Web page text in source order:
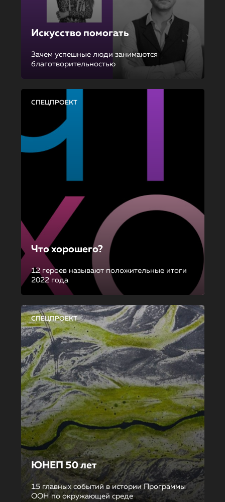
Искусство помогать
Зачем успешные люди занимаются
благотворительностью
СПЕЦПРОЕКТ
Что хорошего?
12 героев называют положительные итоги
2022 года
СПЕЦПРОЕКТ
ЮНЕП 50 лет
15 главных событий в истории Программы
ООН по окружающей среде